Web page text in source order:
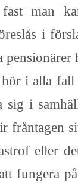
man
i
pensionärer
i alla
sig i
fråntagen
eller
fungera